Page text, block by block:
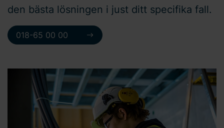
den bästa lösningen i just ditt specifika fall.
018-65 00 00